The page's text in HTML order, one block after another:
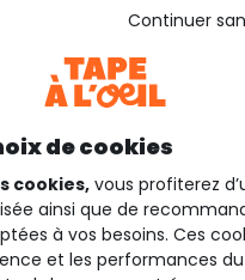
Consulter les CGU
?
de cookies
cookies, vous profiterez
ainsi que de
à vos besoins. Ces
et les performances
Continuer